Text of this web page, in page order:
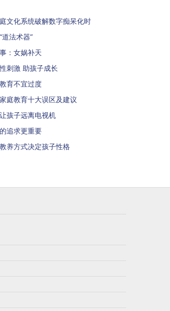
文化系统破解数字痴呆化时
法术器”
：女娲补天
刺激 助孩子成长
育不宜过度
庭教育十大误区及建议
孩子远离电视机
追求更重要
养方式决定孩子性格